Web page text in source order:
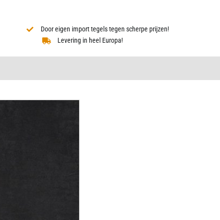
Door eigen import tegels tegen scherpe prijzen!
Levering in heel Europa!